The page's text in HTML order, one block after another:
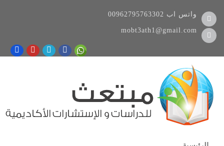
00962795763302 واتس اب
mobt3ath1@gmail.com